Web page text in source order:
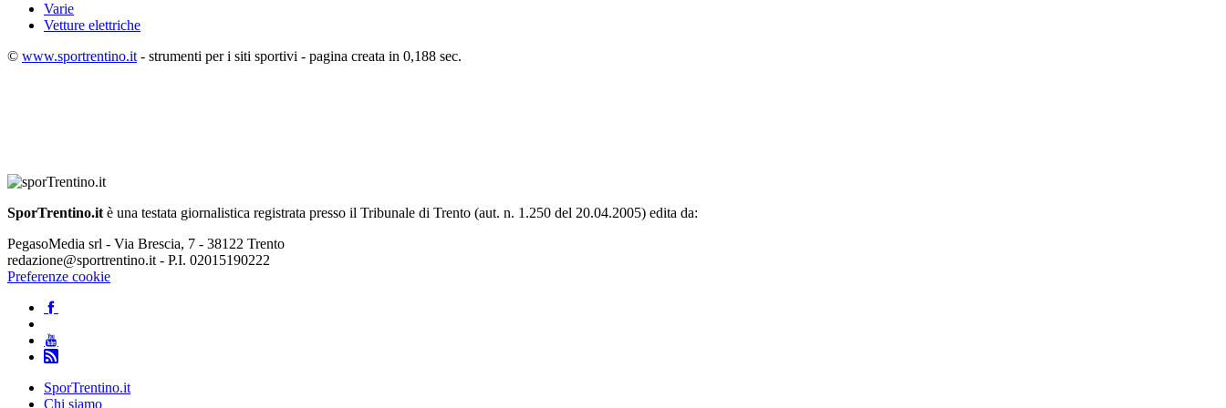
Varie
Vetture elettriche
© www.sportrentino.it - strumenti per i siti sportivi - pagina creata in 0,188 sec.
SporTrentino.it è una testata giornalistica registrata presso il Tribunale di Trento (aut. n. 1.250 del 20.04.2005) edita da:
PegasoMedia srl - Via Brescia, 7 - 38122 Trento
redazione@sportrentino.it - P.I. 02015190222
Preferenze cookie
SporTrentino.it
Chi siamo